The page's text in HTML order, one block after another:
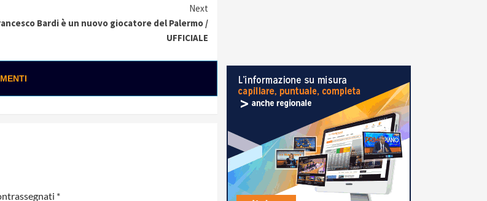
Next
Bardi è un nuovo giocatore del Palermo /
UFFICIALE
*